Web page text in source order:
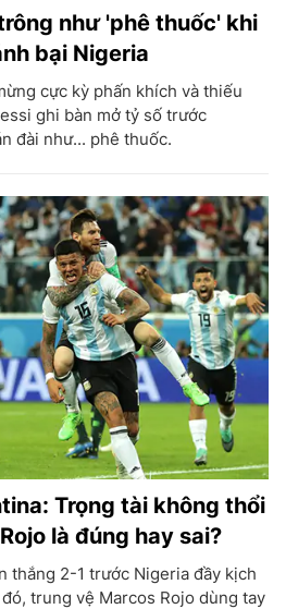
như 'phê thuốc' khi
bại Nigeria
cực kỳ phấn khích và thiếu
ghi bàn mở tỷ số trước
đài như... phê thuốc.
Trọng tài không thổi
là đúng hay sai?
thắng 2-1 trước Nigeria đầy kịch
trung vệ Marcos Rojo dùng tay